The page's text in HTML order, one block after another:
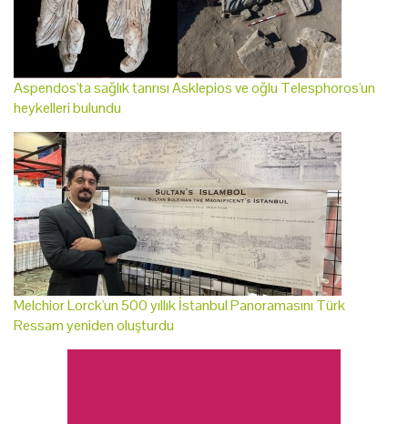
Aspendos'ta sağlık tanrısı Asklepios ve oğlu Telesphoros'un
heykelleri bulundu
Melchior Lorck'un 500 yıllık İstanbul Panoramasını Türk
Ressam yeniden oluşturdu